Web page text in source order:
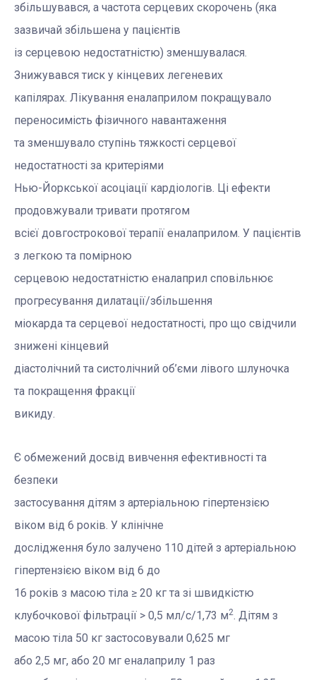
збільшувався, а частота серцевих скорочень (яка
зазвичай збільшена у пацієнтів
із серцевою недостатністю) зменшувалася.
Знижувався тиск у кінцевих легеневих
капілярах. Лікування еналаприлом покращувало
переносимість фізичного навантаження
та зменшувало ступінь тяжкості серцевої
недостатності за критеріями
Нью-Йоркської асоціації кардіологів. Ці ефекти
продовжували тривати протягом
всієї довгострокової терапії еналаприлом. У пацієнтів
з легкою та помірною
серцевою недостатністю еналаприл сповільнює
прогресування дилатації/збільшення
міокарда та серцевої недостатності, про що свідчили
знижені кінцевий
діастолічний та систолічний об’єми лівого шлуночка
та покращення фракції
викиду.
Є обмежений досвід вивчення ефективності та
безпеки
застосування дітям з артеріальною гіпертензією
віком від 6 років. У клінічне
дослідження було залучено 110 дітей з артеріальною
гіпертензією віком від 6 до
16 років з масою тіла ≥ 20 кг та зі швидкістю
клубочкової фільтрації > 0,5 мл/с/1,73 м2. Дітям з
масою тіла 50 кг застосовували 0,625 мг
або 2,5 мг, або 20 мг еналаприлу 1 раз